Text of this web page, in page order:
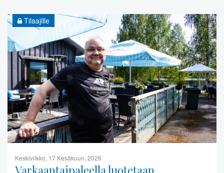
Tilaajille
Keskiviikko, 17 Kesäkuun, 2026